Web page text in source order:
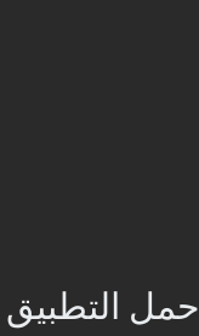
حمل التطبيق